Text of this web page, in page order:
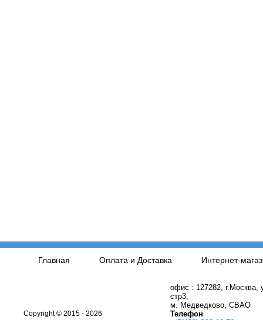
Главная Оплата и Доставка Интернет-
Copyright © 2015 - 2026
офис : 127282, г.Москва,
стр3,
м. Медведково, СВАО
Телефон